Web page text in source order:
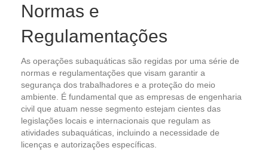
Normas e
Regulamentações
As operações subaquáticas são regidas por uma série de
normas e regulamentações que visam garantir a
segurança dos trabalhadores e a proteção do meio
ambiente. É fundamental que as empresas de engenharia
civil que atuam nesse segmento estejam cientes das
legislações locais e internacionais que regulam as
atividades subaquáticas, incluindo a necessidade de
licenças e autorizações específicas.